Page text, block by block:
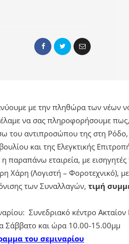
με την πληθώρα των νέων
να σας πληροφορήσουμε
του αντιπροσώπου της στη
και της Ελεγκτικής
παραπάνω εταιρεία, με
Χάρη (Λογιστή – Φοροτεχνικό),
των Συναλλαγών, τιμή
Συνεδριακό κέντρο
Σάββατο και ώρα 10.00-15.00μμ
του σεμιναρίου